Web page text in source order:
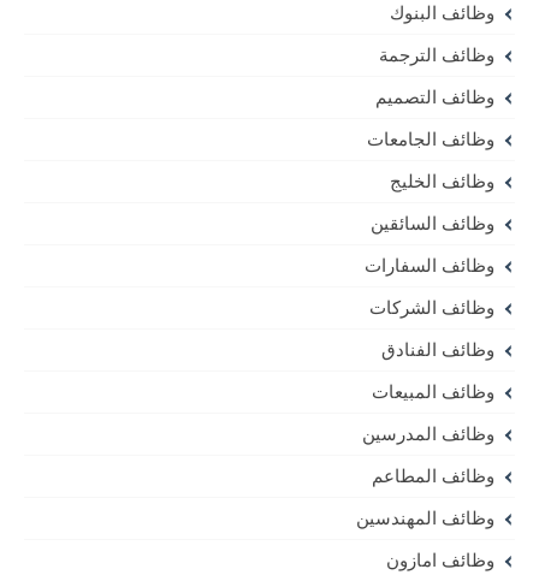
وظائف البنوك
وظائف الترجمة
وظائف التصميم
وظائف الجامعات
وظائف الخليج
وظائف السائقين
وظائف السفارات
وظائف الشركات
وظائف الفنادق
وظائف المبيعات
وظائف المدرسين
وظائف المطاعم
وظائف المهندسين
وظائف امازون